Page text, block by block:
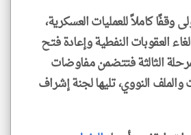
وقفًا كاملاً للعمليات العسكرية،
العقوبات النفطية وإعادة فتح
الثالثة فتتضمن مفاوضات
النووي، تليها لجنة إشراف